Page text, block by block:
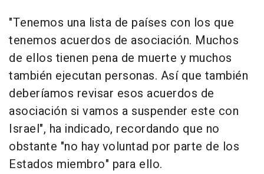
"Tenemos una lista de países con los que
tenemos acuerdos de asociación. Muchos
de ellos tienen pena de muerte y muchos
también ejecutan personas. Así que también
deberíamos revisar esos acuerdos de
asociación si vamos a suspender este con
Israel", ha indicado, recordando que no
obstante "no hay voluntad por parte de los
Estados miembro" para ello.